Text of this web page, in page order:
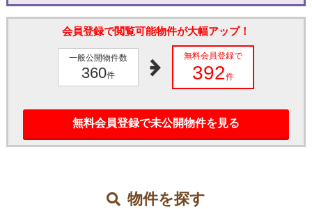
会員登録で閲覧可能物件が大幅アップ！
一般公開物件数
360件
無料会員登録で
392件
無料会員登録で未公開物件を見る
物件を探す